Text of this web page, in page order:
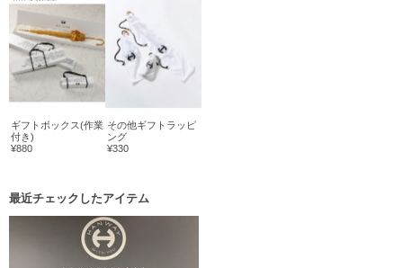
ギフトボックス(作業
付き)
¥880
その他ギフトラッピ
ング
¥330
最近チェックしたアイテム